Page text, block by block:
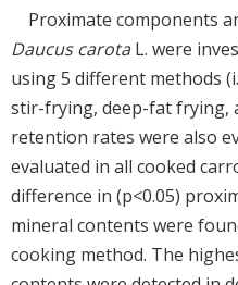
Proximate components
Daucus carotaL. were
using 5 different methods
stir-frying, deep-fat frying,
retention rates were also
evaluated in all cooked
difference in (p<0.05)
mineral contents were
cooking method. The